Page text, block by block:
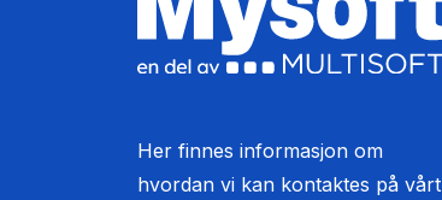
Her finnes informasjon om
hvordan vi kan kontaktes på vårt